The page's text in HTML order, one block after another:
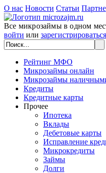
О нас Новости Статьи
Все микрозаймы в одном
войти или зарегистрироваться
Рейтинг МФО
Микрозаймы онлайн
Микрозаймы
Кредиты
Кредитные карты
Прочее
Ипотека
Вклады
Дебетовые карты
Исправление
Микрокредиты
Займы
Долги